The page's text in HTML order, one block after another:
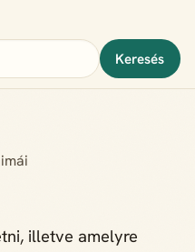
Keresés
illetve amelyre